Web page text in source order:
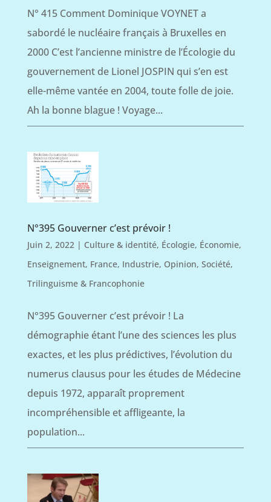
N° 415 Comment Dominique VOYNET a
sabordé le nucléaire français à Bruxelles en
2000 C’est l’ancienne ministre de l’Écologie du
gouvernement de Lionel JOSPIN qui s’en est
elle-même vantée en 2004, toute folle de joie.
Ah la bonne blague ! Voyage...
N°395 Gouverner c’est prévoir !
Juin 2, 2022| Culture & identité, Écologie, Économie,
Enseignement, France, Industrie, Opinion, Société,
Trilinguisme & Francophonie
N°395 Gouverner c’est prévoir ! La
démographie étant l’une des sciences les plus
exactes, et les plus prédictives, l’évolution du
numerus clausus pour les études de Médecine
depuis 1972, apparaît proprement
incompréhensible et affligeante, la
population...